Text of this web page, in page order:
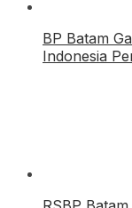
BP Batam
Indonesia